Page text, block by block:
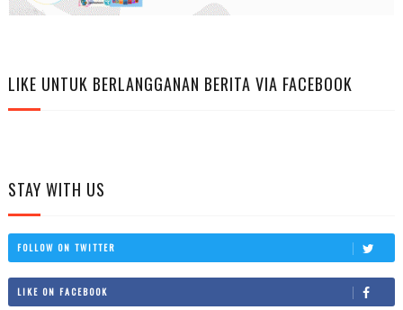
LIKE UNTUK BERLANGGANAN BERITA VIA FACEBOOK
STAY WITH US
FOLLOW ON TWITTER
LIKE ON FACEBOOK